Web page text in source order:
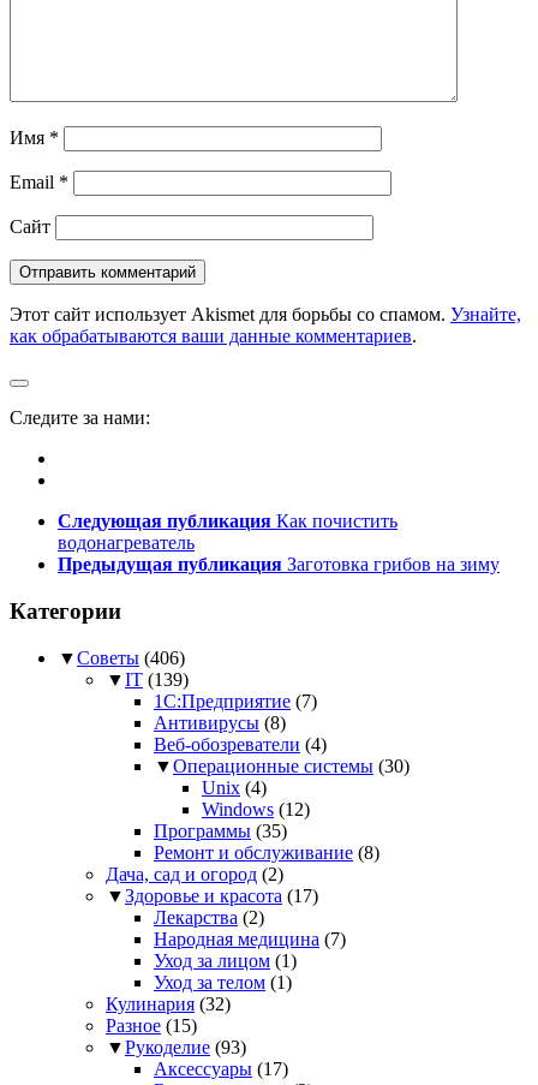
Имя *
Email *
Сайт
Этот сайт использует Akismet для борьбы со спамом. Узнайте,
как обрабатываются ваши данные комментариев.
Следите за нами:
Следующая публикация Как почистить
водонагреватель
Предыдущая публикация Заготовка грибов на зиму
Категории
▼Советы (406)
▼IT (139)
1С:Предприятие (7)
Антивирусы (8)
Веб-обозреватели (4)
▼Операционные системы (30)
Unix (4)
Windows (12)
Программы (35)
Ремонт и обслуживание (8)
Дача, сад и огород (2)
▼Здоровье и красота (17)
Лекарства (2)
Народная медицина (7)
Уход за лицом (1)
Уход за телом (1)
Кулинария (32)
Разное (15)
▼Рукоделие (93)
Аксессуары (17)